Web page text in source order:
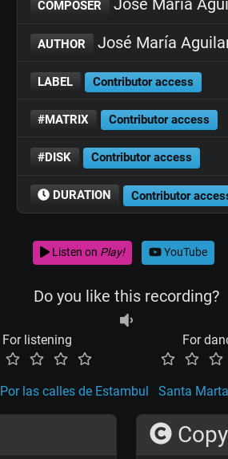
COMPOSER José María
AUTHOR José María
LABEL Contributor access
#MATRIX Contributor access
#DISK Contributor access
DURATION Contributor
Listen on Play! YouTube
Do you like this recording?
For listening For
Por las calles de Estambul Santa Marta